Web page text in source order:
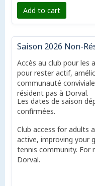
Add to cart
Accès au club pour les
pour rester actif,
communauté
résident pas à Dorval.
Les dates de saison
confirmées.
Club access for adults
active, improving your
tennis community. For
Dorval.